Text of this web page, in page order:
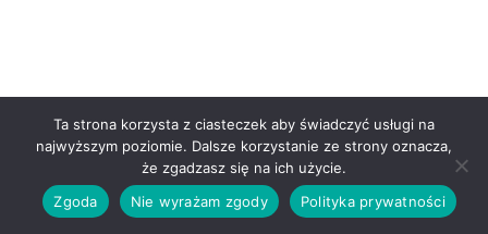
Ta strona korzysta z ciasteczek aby świadczyć usługi na
najwyższym poziomie. Dalsze korzystanie ze strony oznacza,
że zgadzasz się na ich użycie.
Zgoda
Nie wyrażam zgody Polityka prywatności